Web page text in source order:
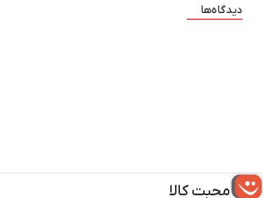
دیدگاه‌ها
محبت کالا